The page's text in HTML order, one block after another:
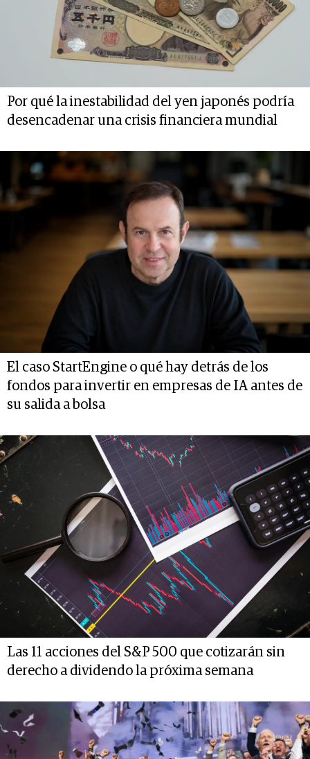
Por qué la inestabilidad del yen japonés podría
desencadenar una crisis financiera mundial
El caso StartEngine o qué hay detrás de los
fondos para invertir en empresas de IA antes de
su salida a bolsa
Las 11 acciones del S&P 500 que cotizarán sin
derecho a dividendo la próxima semana